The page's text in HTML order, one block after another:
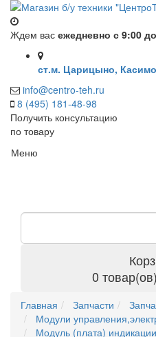
Ждем вас ежедневно с 9:00
ст.м. Царицыно,
info@centro-teh.ru
8 (495) 181-48-98
Получить консультацию
по товару
Меню
0
Главная Запчасти
Модули
Модуль (плата)